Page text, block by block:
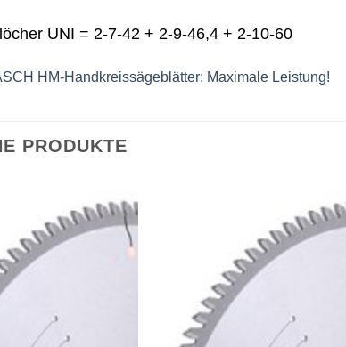
UNI = 2-7-42 + 2-9-46,4 + 2-10-60
HM-Handkreissägeblätter: Maximale Leistung!
PRODUKTE